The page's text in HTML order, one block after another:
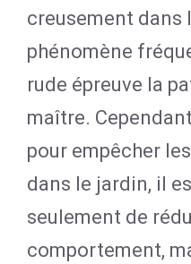
creusement dans
phénomène
rude épreuve la
maître.
pour empêcher
dans le jardin, il
seulement de
comportement,